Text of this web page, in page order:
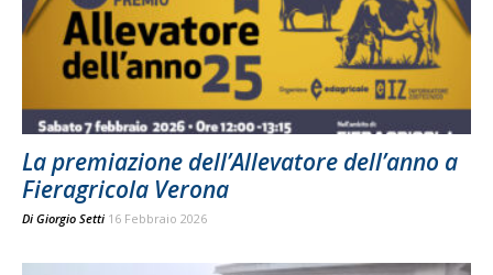
La premiazione dell’Allevatore dell’anno a
Fieragricola Verona
Di Giorgio Setti 16 Febbraio 2026